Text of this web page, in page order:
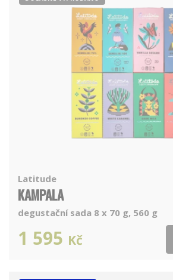
Latitude
KAMPALA
degustační sada 8 x 70 g, 560 g
1 595 Kč